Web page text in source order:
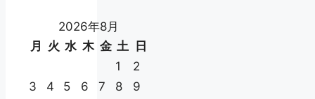
2026年8月
月
火 水 木 金 土
日
1
2
3
4 5 6 7 8
9